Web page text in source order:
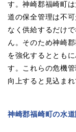
す。神崎郡福崎町
道の保全管理は不
なく供給するだけ
ん。そのため神崎
を強化するととも
す。これらの危機
向上すると見込まれ
神崎郡福崎町の水